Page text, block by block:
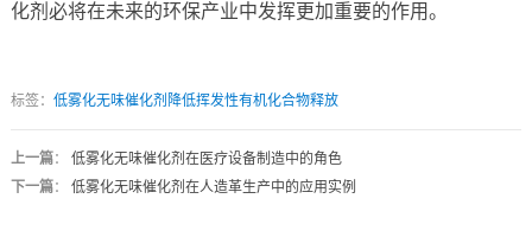
化剂必将在未来的环保产业中发挥更加重要的作用。
标签： 低雾化无味催化剂降低挥发性有机化合物释放
上一篇： 低雾化无味催化剂在医疗设备制造中的角色
下一篇： 低雾化无味催化剂在人造革生产中的应用实例